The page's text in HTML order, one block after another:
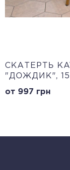
CКАТЕРТЬ
"ДОЖДИК",
от 997 грн